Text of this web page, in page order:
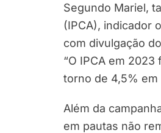
Segundo Mariel,
(IPCA), indicador
com divulgação
“O IPCA em
torno de 4,5% em
Além da
em pautas não